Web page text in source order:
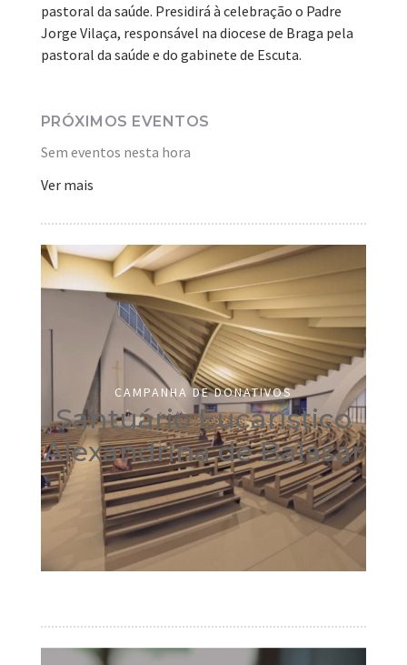
pastoral da saúde. Presidirá à celebração o Padre
Jorge Vilaça, responsável na diocese de Braga pela
pastoral da saúde e do gabinete de Escuta.
PRÓXIMOS EVENTOS
Sem eventos nesta hora
Ver mais
CAMPANHA DE DONATIVOS
Santuário Eucarístico
Alexandrina de Balasar